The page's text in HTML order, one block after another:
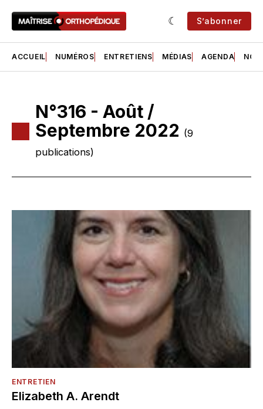
S’abonner
ACCUEIL NUMÉROS ENTRETIENS MÉDIAS AGENDA NOS
N°316 - Août /
Septembre 2022 (9
publications)
ENTRETIEN
Elizabeth A. Arendt